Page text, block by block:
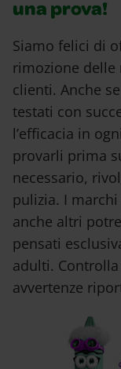
una prova!
Siamo felici di
rimozione delle
clienti. Anche
testati con
l’efficacia in
provarli prima
necessario,
pulizia. I
anche altri
pensati
adulti.
avvertenze